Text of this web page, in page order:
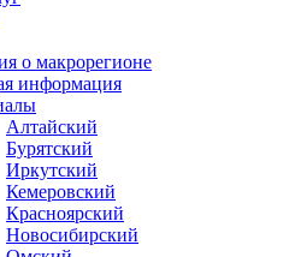
о макрорегионе
информация
Алтайский
Бурятский
Иркутский
Кемеровский
Красноярский
Новосибирский